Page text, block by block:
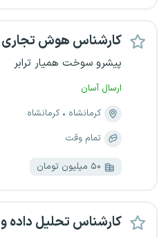
کارشناس هوش تجاری
پیشرو سوخت همیار ترابر
ارسال آسان
کرمانشاه
کرمانشاه
تمام وقت
۵۰ میلیون تومان
کارشناس تحلیل داده و